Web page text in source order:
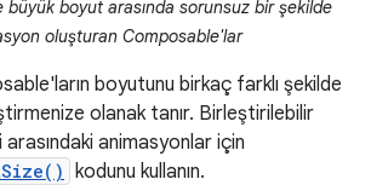
büyük boyut arasında sorunsuz bir şekilde
oluşturan Composable'lar
boyutunu birkaç farklı şekilde
olanak tanır. Birleştirilebilir
animasyonlar için
kodunu kullanın.